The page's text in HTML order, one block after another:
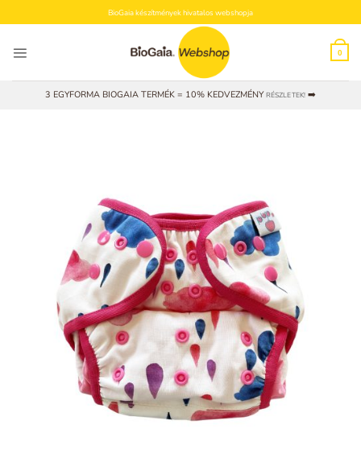
to
BioGaia készítmények hivatalos webshopja
0
3 EGYFORMA BIOGAIA TERMÉK = 10% KEDVEZMÉNYRÉSZLETEK! ➡️